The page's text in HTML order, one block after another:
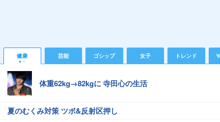
健康 芸能 ゴシップ 女子 トレンド
体重62kg→82kgに 寺田心の生活
夏のむくみ対策 ツボ&反射区押し